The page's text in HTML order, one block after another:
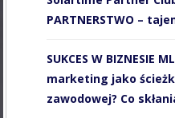
PARTNERSTWO –
SUKCES W BIZNESIE
marketing jako
zawodowej? Co